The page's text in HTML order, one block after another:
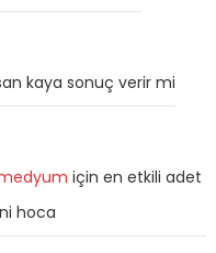
kaya sonuç verir mi
için en etkili adet
hoca